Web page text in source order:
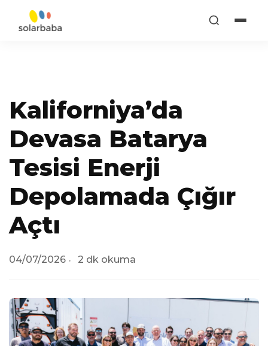
Kaliforniya’da
Devasa Batarya
Tesisi Enerji
Depolamada Çığır
Açtı
04/07/2026 2 dk okuma